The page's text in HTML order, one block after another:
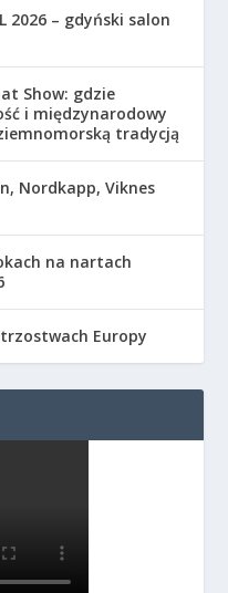
2026 – gdyński salon
Show: gdzie
i międzynarodowy
tradycją
Nordkapp, Viknes
na nartach
Europy